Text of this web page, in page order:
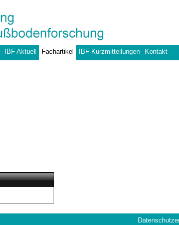
IBF Aktuell Fachartikel IBF-Kurzmitteilungen Kontakt